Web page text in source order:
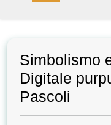
Simbolismo
Digitale
Pascoli